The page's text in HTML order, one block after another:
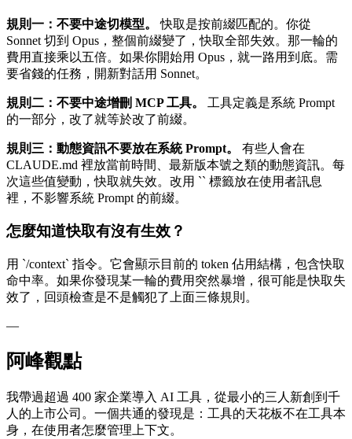
規則一：不要中途切模型。
快取是按前綴匹配的。你從
Sonnet 切到 Opus，整個前綴變了，快取全部失效。那一輪的
費用直接乘以五倍。如果你開始用 Opus，就一路用到底。需
要省錢的任務，開新對話用 Sonnet。
規則二：不要中途增刪 MCP 工具。
工具定義是系統 Prompt
的一部分，改了就等於改了前綴。
規則三：動態資訊不要放在系統 Prompt。
有些人會在
CLAUDE.md 裡放當前時間、最新版本號之類的動態資訊。每
次這些值變動，快取就失效。改用 `` 標籤放在使用者訊息
裡，不影響系統 Prompt 的前綴。
怎麼知道快取有沒有生效？
用 `/context` 指令。它會顯示目前的 token 佔用結構，包含快取
命中率。如果你發現某一輪的費用突然暴增，很可能是快取失
效了，回頭檢查是不是觸犯了上面三條規則。
—
阿峰觀點
我帶過超過 400 家企業導入 AI 工具，從最小的三人新創到千
人的上市公司。一個共通的發現是：工具的天花板不在工具本
身，在使用者怎麼管理上下文。